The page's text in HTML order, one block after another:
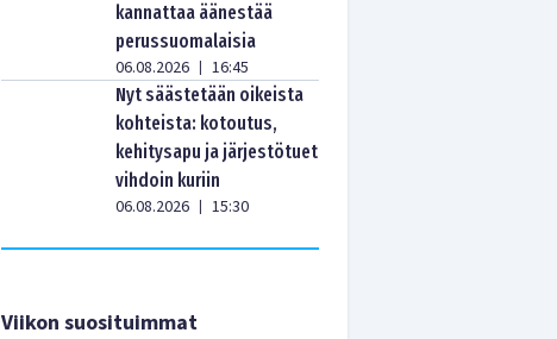
kannattaa äänestää
perussuomalaisia
06.08.2026 | 16:45
Nyt säästetään oikeista
kohteista: kotoutus,
kehitysapu ja järjestötuet
vihdoin kuriin
06.08.2026 | 15:30
Viikon suosituimmat